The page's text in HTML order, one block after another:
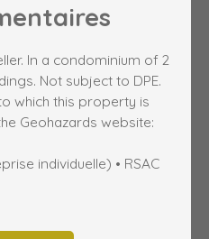
In a condominium of 2
Not subject to DPE.
which this property is
Geohazards website:
individuelle) • RSAC